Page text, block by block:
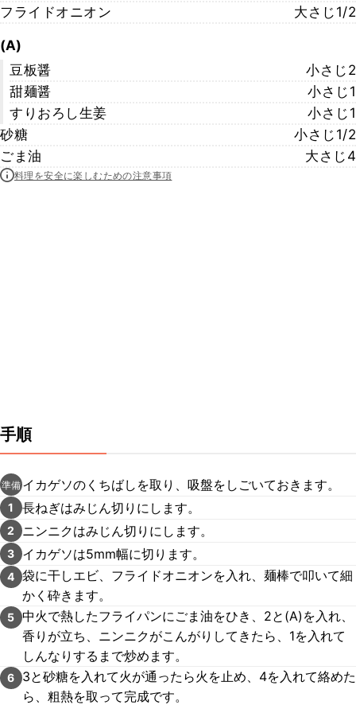
フライドオニオン
大さじ1/2
(A)
豆板醤
小さじ2
甜麺醤
小さじ1
すりおろし生姜
小さじ1
砂糖
小さじ1/2
ごま油
大さじ4
料理を安全に楽しむための注意事項
手順
準備 イカゲソのくちばしを取り、吸盤をしごいておきます。
1 長ねぎはみじん切りにします。
2 ニンニクはみじん切りにします。
3 イカゲソは5mm幅に切ります。
4 袋に干しエビ、フライドオニオンを入れ、麺棒で叩いて細
かく砕きます。
5 中火で熱したフライパンにごま油をひき、2と(A)を入れ、
香りが立ち、ニンニクがこんがりしてきたら、1を入れて
しんなりするまで炒めます。
6
3と砂糖を入れて火が通ったら火を止め、4を入れて絡めた
ら、粗熱を取って完成です。